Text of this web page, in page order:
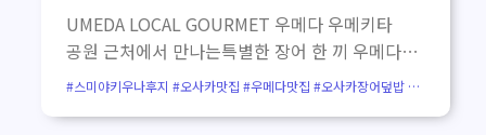
들어서면 따뜻한 나무 분위기와 함께 일본 특유의
정갈하고 아늑한 공간이 펼쳐집니다. 담백한
소바와 윤기 흐르는 장어덮밥 이곳의 소바와
장어덮밥은 화려한 맛으로 밀어붙이는 스타일은
아닙니다.대신 담백하고 곧은 맛이 매력입니다.
UMEDA LOCAL GOURMET 우메다 우메키타
공원 근처에서 만나는특별한 장어 한 끼 우메다
번화가 속에서도 은은한 존재감을 드러내는 장어
#스미야키우나후지 #오사카맛집 #우메다맛집 #오사카장어덮밥 #
오사카로컬맛집 #오사카고급맛집 #우메다우나후지 #